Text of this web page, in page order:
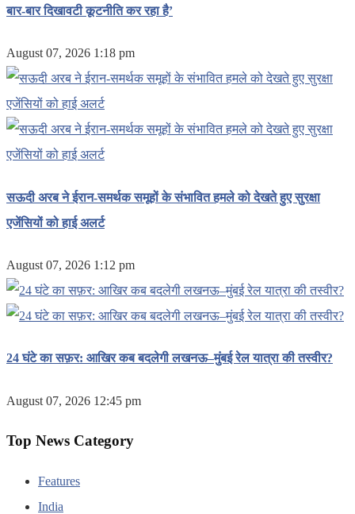
बार-बार दिखावटी कूटनीति कर रहा है’
August 07, 2026 1:18 pm
सऊदी अरब ने ईरान-समर्थक समूहों के संभावित हमले को देखते हुए सुरक्षा
एजेंसियों को हाई अलर्ट
August 07, 2026 1:12 pm
24 घंटे का सफ़र: आखिर कब बदलेगी लखनऊ–मुंबई रेल यात्रा की तस्वीर?
August 07, 2026 12:45 pm
Top News Category
Features
India